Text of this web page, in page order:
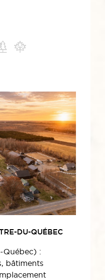
DU-QUÉBEC
Québec) :
bâtiments